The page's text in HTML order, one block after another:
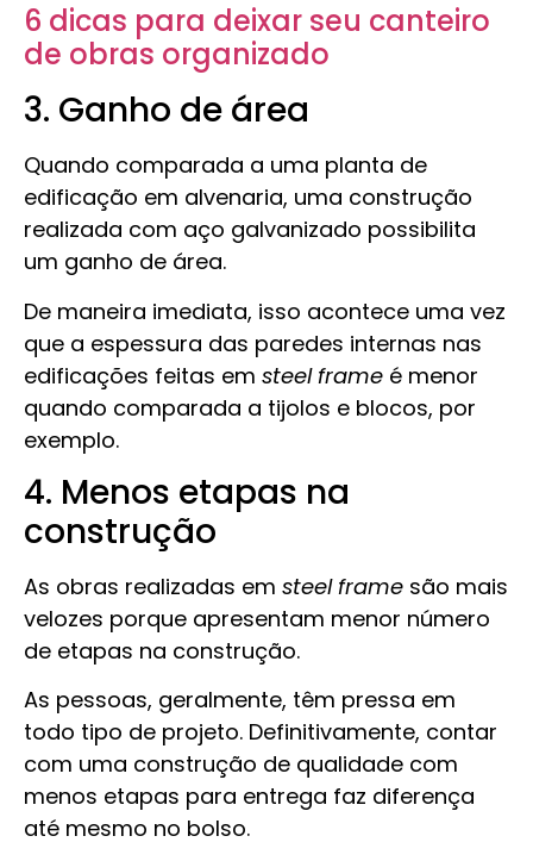
6 dicas para deixar seu canteiro
de obras organizado
3. Ganho de área
Quando comparada a uma planta de
edificação em alvenaria, uma construção
realizada com aço galvanizado possibilita
um ganho de área.
De maneira imediata, isso acontece uma vez
que a espessura das paredes internas nas
edificações feitas em steel frame é menor
quando comparada a tijolos e blocos, por
exemplo.
4. Menos etapas na
construção
As obras realizadas em steel frame são mais
velozes porque apresentam menor número
de etapas na construção.
As pessoas, geralmente, têm pressa em
todo tipo de projeto. Definitivamente, contar
com uma construção de qualidade com
menos etapas para entrega faz diferença
até mesmo no bolso.